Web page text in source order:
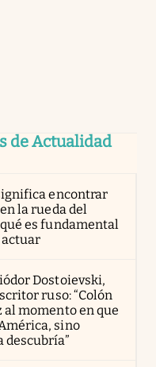
de Actualidad
encontrar
la rueda del
es fundamental
actuar
Dostoievski,
ruso: “Colón
al momento en que
sino
descubría”